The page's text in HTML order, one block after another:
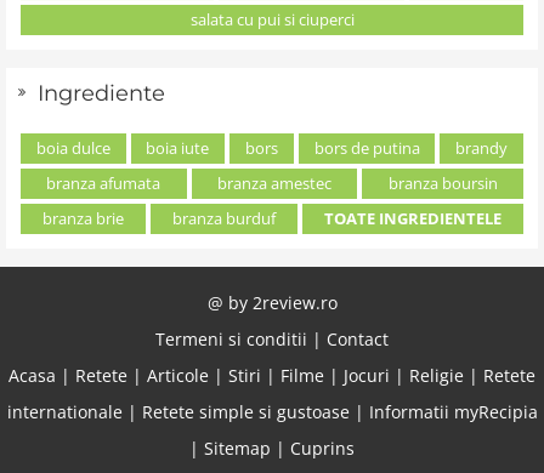
salata cu pui si ciuperci
Ingrediente
boia dulce boia iute bors bors de putina
brandy
branza afumata
branza amestec
branza boursin
branza brie
branza burduf TOATE INGREDIENTELE
@ by 2review.ro
Termeni si conditii | Contact
Acasa | Retete | Articole | Stiri | Filme | Jocuri | Religie | Retete
internationale| Retete simple si gustoase| Informatii myRecipia
| Sitemap | Cuprins